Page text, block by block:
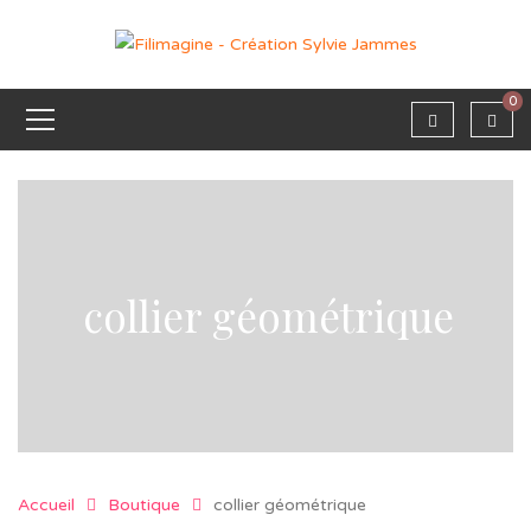
0
collier géométrique
Accueil Boutique collier géométrique